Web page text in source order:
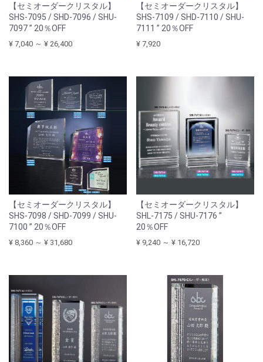
【セミオーダークリスタル】
SHS-7095 / SHD-7096 / SHU-
7097 ” 20％OFF
¥ 7,040 ～ ¥ 26,400
【セミオーダークリスタル】
SHS-7109 / SHD-7110 / SHU-
7111 ” 20％OFF
¥ 7,920
【セミオーダークリスタル】
SHS-7098 / SHD-7099 / SHU-
7100 ” 20％OFF
¥ 8,360 ～ ¥ 31,680
【セミオーダークリスタル】
SHL-7175 / SHU-7176 ”
20％OFF
¥ 9,240 ～ ¥ 16,720